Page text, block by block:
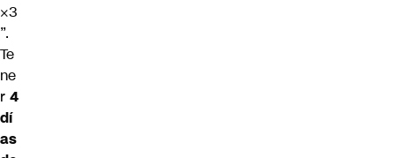
×3
”.
Te
ne
r 4
dí
as